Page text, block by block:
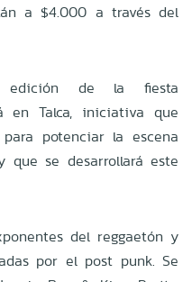
a $4.000 a través del
edición de la fiesta
en Talca, iniciativa que
potenciar la escena
que se desarrollará este
del reggaetón y
por el post punk. Se